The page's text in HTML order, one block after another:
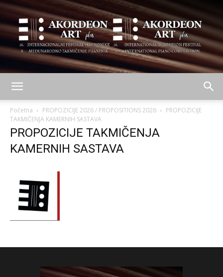
ART
Početna PROPOZICIJE 2026 / PROPOSITIONS 2026
PROPOZICIJE
TAKMIČENJA KAMERNIH SASTAVA
PROPOZICIJE TAKMIČENJA
KAMERNIH SASTAVA